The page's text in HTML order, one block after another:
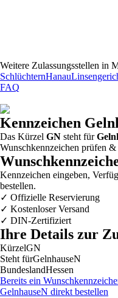
Weitere Zulassungsstellen in
SchlüchternHanau
FAQ
Kennzeichen
Das Kürzel GN steht für
Wunschkennzeichen prüfen &
Kennzeichen eingeben,
bestellen.
✓ Offizielle Reservierung
✓ Kostenloser Versand
✓ DIN-Zertifiziert
Ihre Details zur
KürzelGN
Steht fürGelnhauseN
BundeslandHessen
Bereits ein
GelnhauseN direkt bestellen